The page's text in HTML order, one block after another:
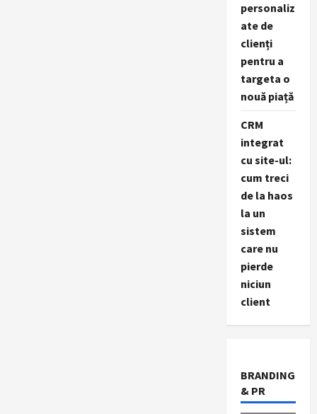
personaliz
ate de
clienți
pentru a
targeta o
nouă piață
CRM
integrat
cu site-ul:
cum treci
de la haos
la un
sistem
care nu
pierde
niciun
client
BRANDING
& PR